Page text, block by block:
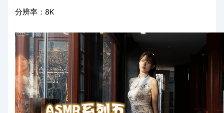
分辨率：8K